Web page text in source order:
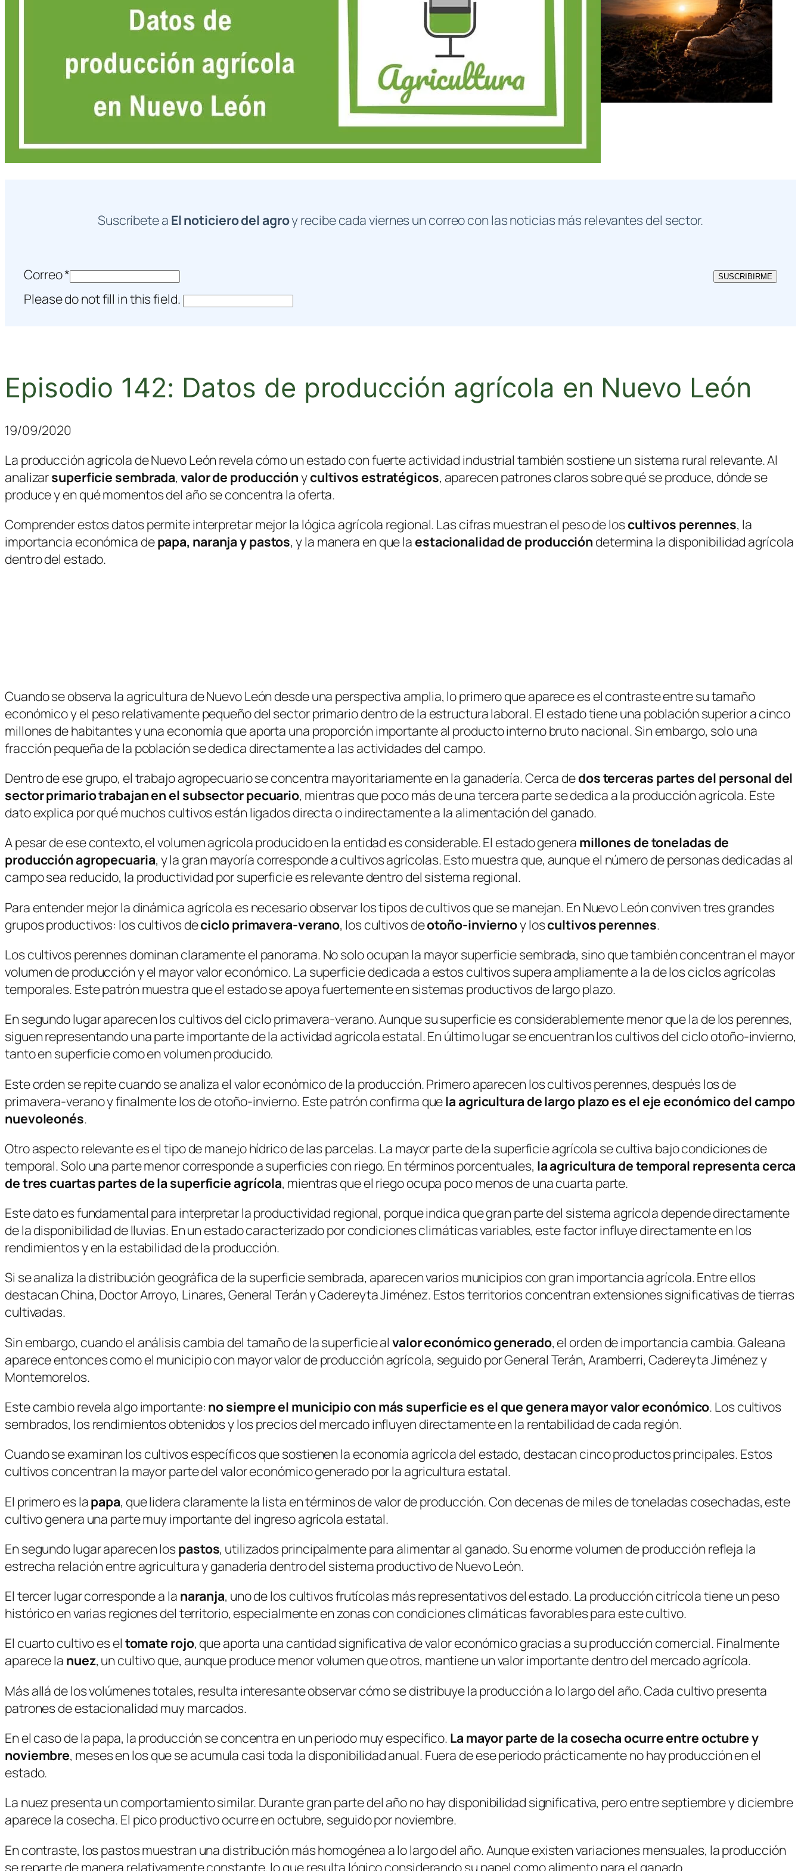
Suscríbete a El noticiero del agroy recibe cada viernes un correo con las noticias más relevantes del sector.
Correo* SUSCRIBIRME
Please do not fill in this field.
Episodio 142: Datos de producción agrícola en Nuevo León
19/09/2020
La producción agrícola de Nuevo León revela cómo un estado con fuerte actividad industrial también sostiene un sistema rural relevante. Al
analizarsuperficie sembrada,valor de producciónycultivos estratégicos, aparecen patrones claros sobre qué se produce, dónde se
produce y en qué momentos del año se concentra la oferta.
Comprender estos datos permite interpretar mejor la lógica agrícola regional. Las cifras muestran el peso de loscultivos perennes, la
importancia económica depapa, naranja y pastos, y la manera en que laestacionalidad de produccióndetermina la disponibilidad agrícola
dentro del estado.
Cuando se observa la agricultura de Nuevo León desde una perspectiva amplia, lo primero que aparece es el contraste entre su tamaño
económico y el peso relativamente pequeño del sector primario dentro de la estructura laboral. El estado tiene una población superior a cinco
millones de habitantes y una economía que aporta una proporción importante al producto interno bruto nacional. Sin embargo, solo una
fracción pequeña de la población se dedica directamente a las actividades del campo.
Dentro de ese grupo, el trabajo agropecuario se concentra mayoritariamente en la ganadería. Cerca dedos terceras partes del personal del
sector primario trabajan en el subsector pecuario, mientras que poco más de una tercera parte se dedica a la producción agrícola. Este
dato explica por qué muchos cultivos están ligados directa o indirectamente a la alimentación del ganado.
A pesar de ese contexto, el volumen agrícola producido en la entidad es considerable. El estado genera millones de toneladas de
producción agropecuaria, y la gran mayoría corresponde a cultivos agrícolas. Esto muestra que, aunque el número de personas dedicadas al
campo sea reducido, la productividad por superficie es relevante dentro del sistema regional.
Para entender mejor la dinámica agrícola es necesario observar los tipos de cultivos que se manejan. En Nuevo León conviven tres grandes
grupos productivos: los cultivos deciclo primavera-verano, los cultivos deotoño-inviernoy loscultivos perennes.
Los cultivos perennes dominan claramente el panorama. No solo ocupan la mayor superficie sembrada, sino que también concentran el mayor
volumen de producción y el mayor valor económico. La superficie dedicada a estos cultivos supera ampliamente a la de los ciclos agrícolas
temporales. Este patrón muestra que el estado se apoya fuertemente en sistemas productivos de largo plazo.
En segundo lugar aparecen los cultivos del ciclo primavera-verano. Aunque su superficie es considerablemente menor que la de los perennes,
siguen representando una parte importante de la actividad agrícola estatal. En último lugar se encuentran los cultivos del ciclo otoño-invierno,
tanto en superficie como en volumen producido.
Este orden se repite cuando se analiza el valor económico de la producción. Primero aparecen los cultivos perennes, después los de
primavera-verano y finalmente los de otoño-invierno. Este patrón confirma quela agricultura de largo plazo es el eje económico del campo
nuevoleonés.
Otro aspecto relevante es el tipo de manejo hídrico de las parcelas. La mayor parte de la superficie agrícola se cultiva bajo condiciones de
temporal. Solo una parte menor corresponde a superficies con riego. En términos porcentuales, la agricultura de temporal representa cerca
de tres cuartas partes de la superficie agrícola, mientras que el riego ocupa poco menos de una cuarta parte.
Este dato es fundamental para interpretar la productividad regional, porque indica que gran parte del sistema agrícola depende directamente
de la disponibilidad de lluvias. En un estado caracterizado por condiciones climáticas variables, este factor influye directamente en los
rendimientos y en la estabilidad de la producción.
Si se analiza la distribución geográfica de la superficie sembrada, aparecen varios municipios con gran importancia agrícola. Entre ellos
destacan China, Doctor Arroyo, Linares, General Terán y Cadereyta Jiménez. Estos territorios concentran extensiones significativas de tierras
cultivadas.
Sin embargo, cuando el análisis cambia del tamaño de la superficie al valor económico generado, el orden de importancia cambia. Galeana
aparece entonces como el municipio con mayor valor de producción agrícola, seguido por General Terán, Aramberri, Cadereyta Jiménez y
Montemorelos.
Este cambio revela algo importante: no siempre el municipio con más superficie es el que genera mayor valor económico. Los cultivos
sembrados, los rendimientos obtenidos y los precios del mercado influyen directamente en la rentabilidad de cada región.
Cuando se examinan los cultivos específicos que sostienen la economía agrícola del estado, destacan cinco productos principales. Estos
cultivos concentran la mayor parte del valor económico generado por la agricultura estatal.
El primero es lapapa, que lidera claramente la lista en términos de valor de producción. Con decenas de miles de toneladas cosechadas, este
cultivo genera una parte muy importante del ingreso agrícola estatal.
En segundo lugar aparecen lospastos, utilizados principalmente para alimentar al ganado. Su enorme volumen de producción refleja la
estrecha relación entre agricultura y ganadería dentro del sistema productivo de Nuevo León.
El tercer lugar corresponde a la naranja, uno de los cultivos frutícolas más representativos del estado. La producción citrícola tiene un peso
histórico en varias regiones del territorio, especialmente en zonas con condiciones climáticas favorables para este cultivo.
El cuarto cultivo es el tomate rojo, que aporta una cantidad significativa de valor económico gracias a su producción comercial. Finalmente
aparece la nuez, un cultivo que, aunque produce menor volumen que otros, mantiene un valor importante dentro del mercado agrícola.
Más allá de los volúmenes totales, resulta interesante observar cómo se distribuye la producción a lo largo del año. Cada cultivo presenta
patrones de estacionalidad muy marcados.
En el caso de la papa, la producción se concentra en un periodo muy específico. La mayor parte de la cosecha ocurre entre octubre y
noviembre, meses en los que se acumula casi toda la disponibilidad anual. Fuera de ese periodo prácticamente no hay producción en el
estado.
La nuez presenta un comportamiento similar. Durante gran parte del año no hay disponibilidad significativa, pero entre septiembre y diciembre
aparece la cosecha. El pico productivo ocurre en octubre, seguido por noviembre.
En contraste, los pastos muestran una distribución más homogénea a lo largo del año. Aunque existen variaciones mensuales, la producción
se reparte de manera relativamente constante, lo que resulta lógico considerando su papel como alimento para el ganado.